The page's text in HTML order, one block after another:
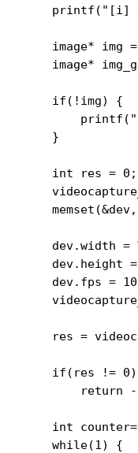
printf("[i]
image* img
image*
    if(!img) {
    }
    int res = 0;
dev.width =
dev.height
dev.fps =
res =
    if(res != 0)
return -
int
    while(1) {